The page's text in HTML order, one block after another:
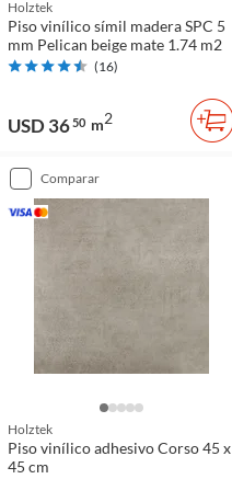
Holztek
Piso vinílico símil madera SPC 5
mm Pelican beige mate 1.74 m2
(16)
USD 3650 m2
comparar
Holztek
Piso vinílico adhesivo Corso 45 x
45 cm